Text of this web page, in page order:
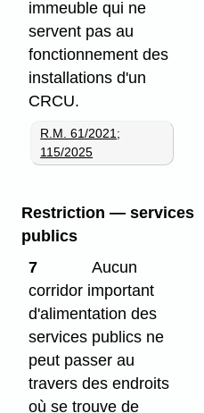
immeuble qui ne
servent pas au
fonctionnement des
installations d'un
CRCU.
R.M. 61/2021 ;
115/2025
Restriction — services
publics
7
Aucun
corridor important
d'alimentation des
services publics ne
peut passer au
travers des endroits
où se trouve de